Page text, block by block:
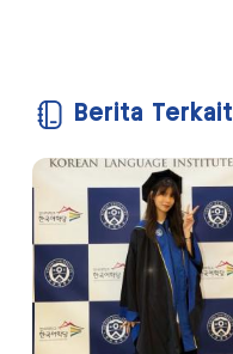
Berita Terkait